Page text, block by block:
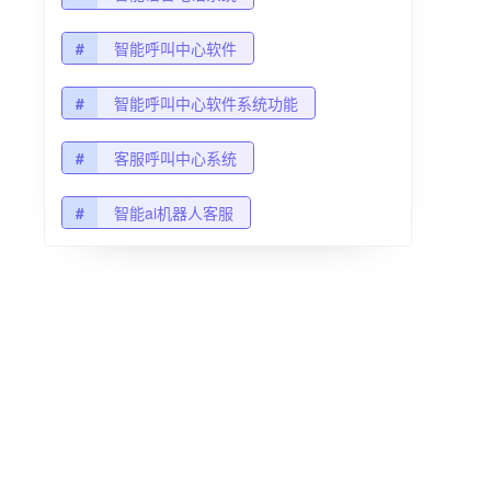
# 智能呼叫中心软件
# 智能呼叫中心软件系统功能
# 客服呼叫中心系统
# 智能ai机器人客服